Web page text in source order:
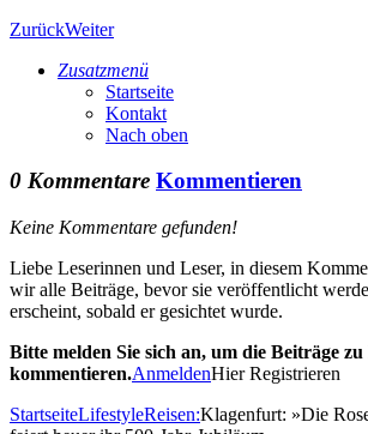
ZurückWeiter
Zusatzmenü
Startseite
Kontakt
Nach oben
0 Kommentare Kommentieren
Keine Kommentare gefunden!
Liebe Leserinnen und Leser, in diesem
wir alle Beiträge, bevor sie veröffentlicht
erscheint, sobald er gesichtet wurde.
Bitte melden Sie sich an, um die Beiträge zu
kommentieren.AnmeldenHier Registrieren
StartseiteLifestyleReisen:Klagenfurt: »Die